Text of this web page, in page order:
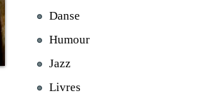
Danse
Humour
Jazz
Livres